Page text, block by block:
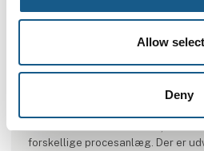
Allow
Deny
Artikel er skrevet af:
Eilersen Electric A/S
Eilersen Electric A/S var de første
disse til en række tilfredse kunder i
virksomheder som Eilersen, der
forskellige procesanlæg. Der er